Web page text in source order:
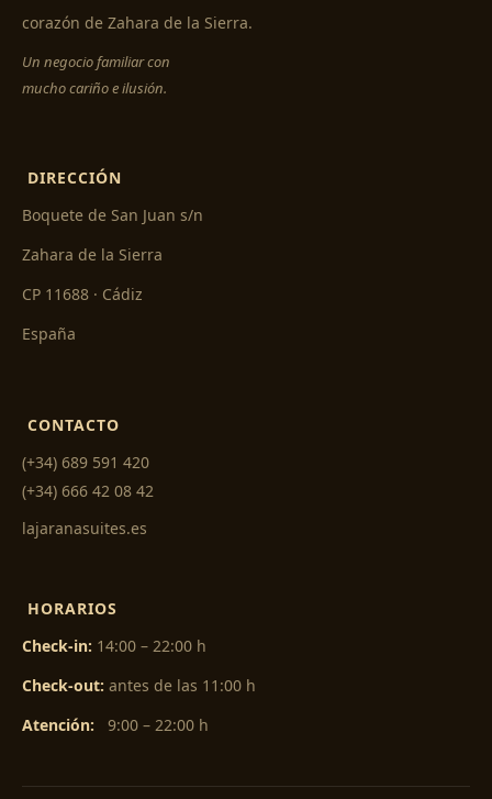
corazón de Zahara de la Sierra.
Un negocio familiar con
mucho cariño e ilusión.
DIRECCIÓN
Boquete de San Juan s/n
Zahara de la Sierra
CP 11688 · Cádiz
España
CONTACTO
(+34) 689 591 420
(+34) 666 42 08 42
lajaranasuites.es
HORARIOS
Check-in: 14:00 – 22:00 h
Check-out: antes de las 11:00 h
Atención: 9:00 – 22:00 h